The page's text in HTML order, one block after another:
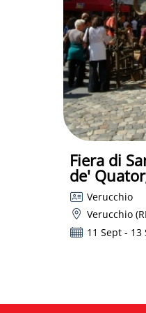
Fiera di
de'
Verucchio
Verucchio
11 Sept - 13